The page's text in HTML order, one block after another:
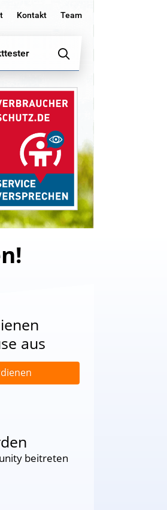
Kontakt Team
aus
beitreten